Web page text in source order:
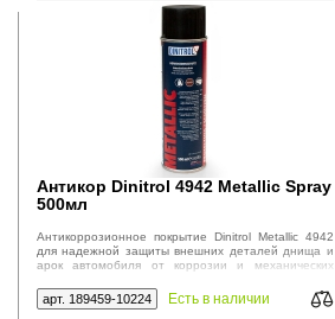
Антикор Dinitrol 4942 Metallic Spray
500мл
Антикоррозионное покрытие Dinitrol Metallic 4942
для надежной защиты внешних деталей днища и
арок автомобиля от коррозии и механических
эластичное покрытие, устойчивое к химическим
воздействиям и температурным перепадам.
арт. 189459-10224 Есть в наличии